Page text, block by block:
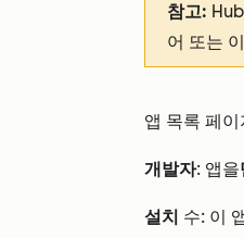
참고:
어 또는
앱 목록 페
개발자: 앱을
설치 수: 이